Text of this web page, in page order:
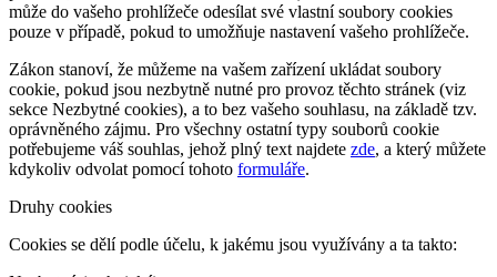
může do vašeho prohlížeče odesílat své vlastní soubory cookies
pouze v případě, pokud to umožňuje nastavení vašeho prohlížeče.
Zákon stanoví, že můžeme na vašem zařízení ukládat soubory
cookie, pokud jsou nezbytně nutné pro provoz těchto stránek (viz
sekce Nezbytné cookies), a to bez vašeho souhlasu, na základě tzv.
oprávněného zájmu. Pro všechny ostatní typy souborů cookie
potřebujeme váš souhlas, jehož plný text najdete zde, a který můžete
kdykoliv odvolat pomocí tohoto formuláře.
Druhy cookies
Cookies se dělí podle účelu, k jakému jsou využívány a ta takto: